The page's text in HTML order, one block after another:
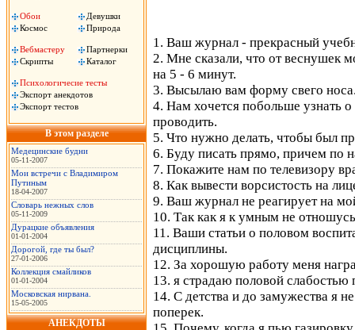
Обои
Девушки
Космос
Природа
Вебмастеру
Партнерки
Скрипты
Каталог
Психологичесие тесты
Экспорт анекдотов
Экспорт тестов
В этом разделе
Медецинские будни
05-11-2007
Мои встречи с Владимиром
Путиным
18-04-2007
Словаpь нежных слов
05-11-2009
Дурацкие объявления
01-01-2004
Дорогой, где ты был?
27-01-2006
Коллекция смайликов
01-01-2004
Московская нирвана.
15-05-2005
АНЕКДОТЫ
1. Ваш журнал - прекрасный
2. Мне сказали, что от веснушек
на 5 - 6 минут.
3. Высылаю вам форму свего
4. Нам хочется побольше узнать
проводить.
5. Что нужно делать, чтобы был
6. Буду писать прямо, причем по
7. Покажите нам по телевизору
8. Как вывести ворсистость на
9. Ваш журнал не реагирует на
10. Так как я к умным не
11. Ваши статьи о половом
дисциплины.
12. За хорошую работу меня
13. я страдаю половой слабостью
14. С детства и до замужества я
поперек.